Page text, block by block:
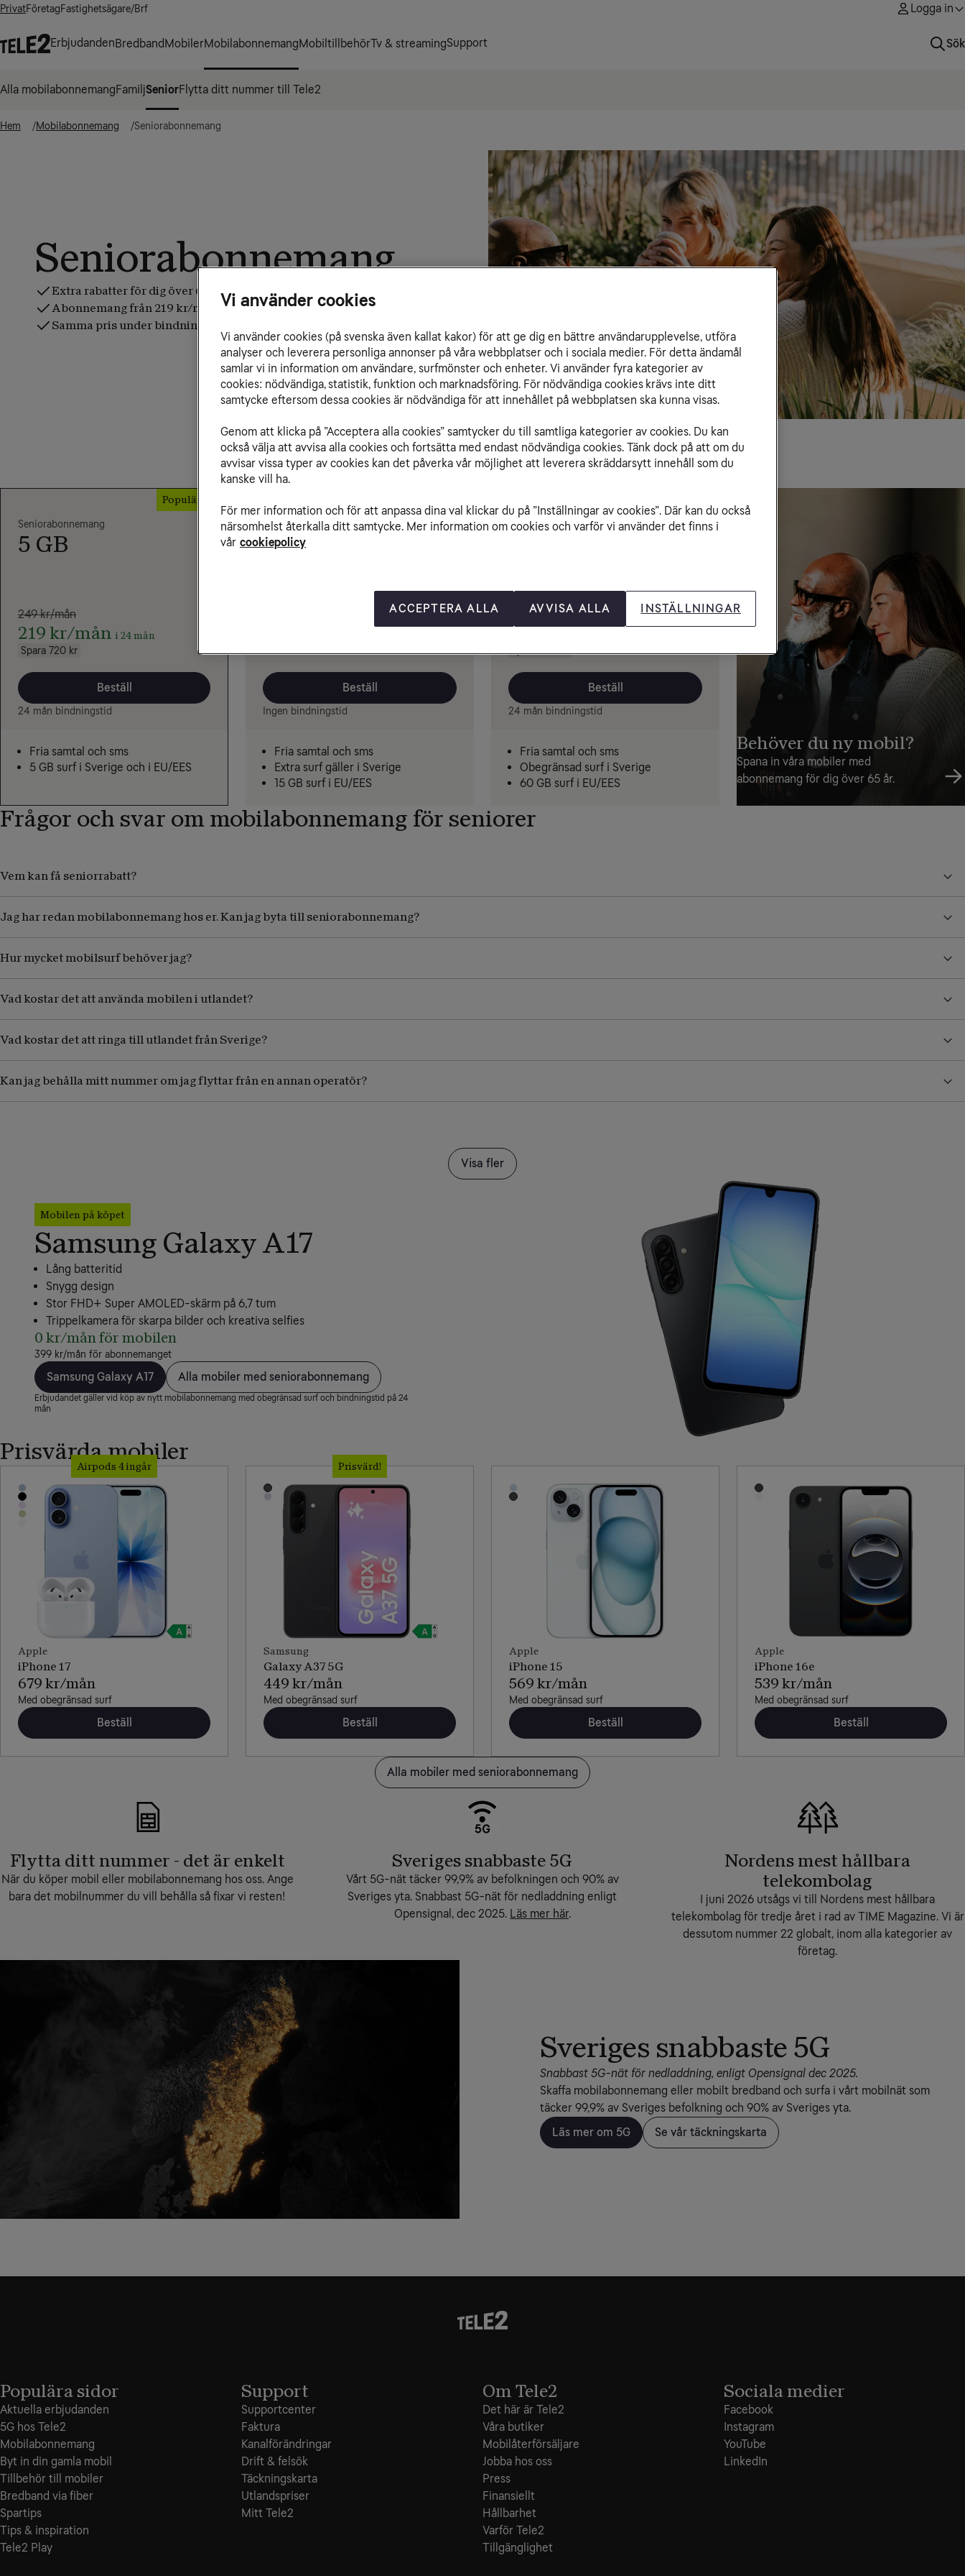
PrivatFöretagFastighetsägare/Brf Logga in
ErbjudandenBredbandMobilerMobilabonnemangMobiltillbehörTv & streamingSupport Sök
Alla mobilabonnemangFamiljSeniorFlytta ditt nummer till Tele2
Hem Mobilabonnemang Seniorabonnemang
Seniorabonnemang
Extra rabatter för dig över 65 år
Abonnemang från 219 kr/mån
Samma pris under bindningstiden
Populärt val
Seniorabonnemang
5 GB
249 kr/mån
219 kr/mån i 24 mån
Spara 720 kr
Beställ
24 mån bindningstid
Fria samtal och sms
5 GB surf i Sverige och i EU/EES
Seniorabonnemang
15 GB
Beställ
Ingen bindningstid
Fria samtal och sms
Extra surf gäller i Sverige
15 GB surf i EU/EES
Seniorabonnemang
429 kr/mån
399 kr/mån
Beställ
24 mån bindningstid
Fria samtal och sms
Obegränsad surf i Sverige
60 GB surf i EU/EES
Behöver du ny mobil?
Spana in våra mobiler med
abonnemang för dig över 65 år.
Frågor och svar om mobilabonnemang för seniorer
Vem kan få seniorrabatt?
Jag har redan mobilabonnemang hos er. Kan jag byta till seniorabonnemang?
Hur mycket mobilsurf behöver jag?
Vad kostar det att använda mobilen i utlandet?
Vad kostar det att ringa till utlandet från Sverige?
Kan jag behålla mitt nummer om jag flyttar från en annan operatör?
Visa fler
Mobilen på köpet
Samsung Galaxy A17
Lång batteritid
Snygg design
Stor FHD+ Super AMOLED-skärm på 6,7 tum
Trippelkamera för skarpa bilder och kreativa selfies
0 kr/mån för mobilen
399 kr/mån för abonnemanget
Samsung Galaxy A17 Alla mobiler med seniorabonnemang
Erbjudandet gäller vid köp av nytt mobilabonnemang med obegränsad surf och bindningstid på 24
mån
Prisvärda mobiler
Airpods 4 ingår
Apple
iPhone 17
679 kr/mån
Med obegränsad surf
Beställ
Prisvärd!
Samsung
Galaxy A37 5G
449 kr/mån
Med obegränsad surf
Beställ
Apple
iPhone 15
569 kr/mån
Med obegränsad surf
Beställ
Apple
iPhone 16e
539 kr/mån
Med obegränsad surf
Beställ
Alla mobiler med seniorabonnemang
Flytta ditt nummer - det är enkelt
När du köper mobil eller mobilabonnemang hos oss. Ange
bara det mobilnummer du vill behålla så fixar vi resten!
Sveriges snabbaste 5G
Vårt 5G-nät täcker 99,9% av befolkningen och 90% av
Sveriges yta. Snabbast 5G-nät för nedladdning enligt
Opensignal, dec 2025. Läs mer här.
Nordens mest hållbara
telekombolag
I juni 2026 utsågs vi till Nordens mest hållbara
telekombolag för tredje året i rad av TIME Magazine. Vi är
dessutom nummer 22 globalt, inom alla kategorier av
företag.
Sveriges snabbaste 5G
Snabbast 5G-nät för nedladdning, enligt Opensignal dec 2025.
Skaffa mobilabonnemang eller mobilt bredband och surfa i vårt mobilnät som
täcker 99,9% av Sveriges befolkning och 90% av Sveriges yta.
Läs mer om 5G
Se vår täckningskarta
Populära sidor
Aktuella erbjudanden
5G hos Tele2
Mobilabonnemang
Byt in din gamla mobil
Tillbehör till mobiler
Bredband via fiber
Spartips
Tips & inspiration
Tele2 Play
Support
Supportcenter
Faktura
Kanalförändringar
Drift & felsök
Täckningskarta
Utlandspriser
Mitt Tele2
Om Tele2
Det här är Tele2
Våra butiker
Mobilåterförsäljare
Jobba hos oss
Press
Finansiellt
Hållbarhet
Varför Tele2
Tillgänglighet
Sociala medier
Facebook
Instagram
YouTube
LinkedIn
Vi använder cookies
Vi använder cookies (på svenska även kallat kakor) för att ge dig en bättre användarupplevelse, utföra
analyser och leverera personliga annonser på våra webbplatser och i sociala medier. För detta ändamål
samlar vi in information om användare, surfmönster och enheter. Vi använder fyra kategorier av
cookies: nödvändiga, statistik, funktion och marknadsföring. För nödvändiga cookies krävs inte ditt
samtycke eftersom dessa cookies är nödvändiga för att innehållet på webbplatsen ska kunna visas.
Genom att klicka på ”Acceptera alla cookies” samtycker du till samtliga kategorier av cookies. Du kan
också välja att avvisa alla cookies och fortsätta med endast nödvändiga cookies. Tänk dock på att om du
avvisar vissa typer av cookies kan det påverka vår möjlighet att leverera skräddarsytt innehåll som du
kanske vill ha.
För mer information och för att anpassa dina val klickar du på ”Inställningar av cookies”. Där kan du också
närsomhelst återkalla ditt samtycke. Mer information om cookies och varför vi använder det finns i
vår cookiepolicy
ACCEPTERA ALLA AVVISA ALLA INSTÄLLNINGAR